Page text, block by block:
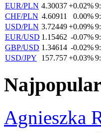
EUR/PLN 4.30037+0.02%
CHF/PLN 4.60911 0.00%
USD/PLN 3.72449+0.09%
EUR/USD 1.15462 -0.07%
GBP/USD 1.34614 -0.02%
USD/JPY
157.757+0.03%
Agnieszka